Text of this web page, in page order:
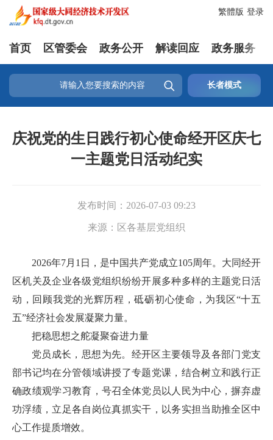
登录
繁體版
首页 区管委会 政务公开 解读回应 政务服务
 长者模式
庆祝党的生日践行初心使命经开区庆七
一主题党日活动纪实
发布时间： 2026-07-03 09:23
来源： 区各基层党组织
2026年7月1日，是中国共产党成立105周年。大同经开
区机关及企业各级党组织纷纷开展多种多样的主题党日活
动，回顾我党的光辉历程，砥砺初心使命，为我区“十五
五”经济社会发展凝聚力量。
把稳思想之舵凝聚奋进力量
党员成长，思想为先。经开区主要领导及各部门党支
部书记均在分管领域讲授了专题党课，结合树立和践行正
确政绩观学习教育，号召全体党员以人民为中心，摒弃虚
功浮绩，立足各自岗位真抓实干，以务实担当助推全区中
心工作提质增效。